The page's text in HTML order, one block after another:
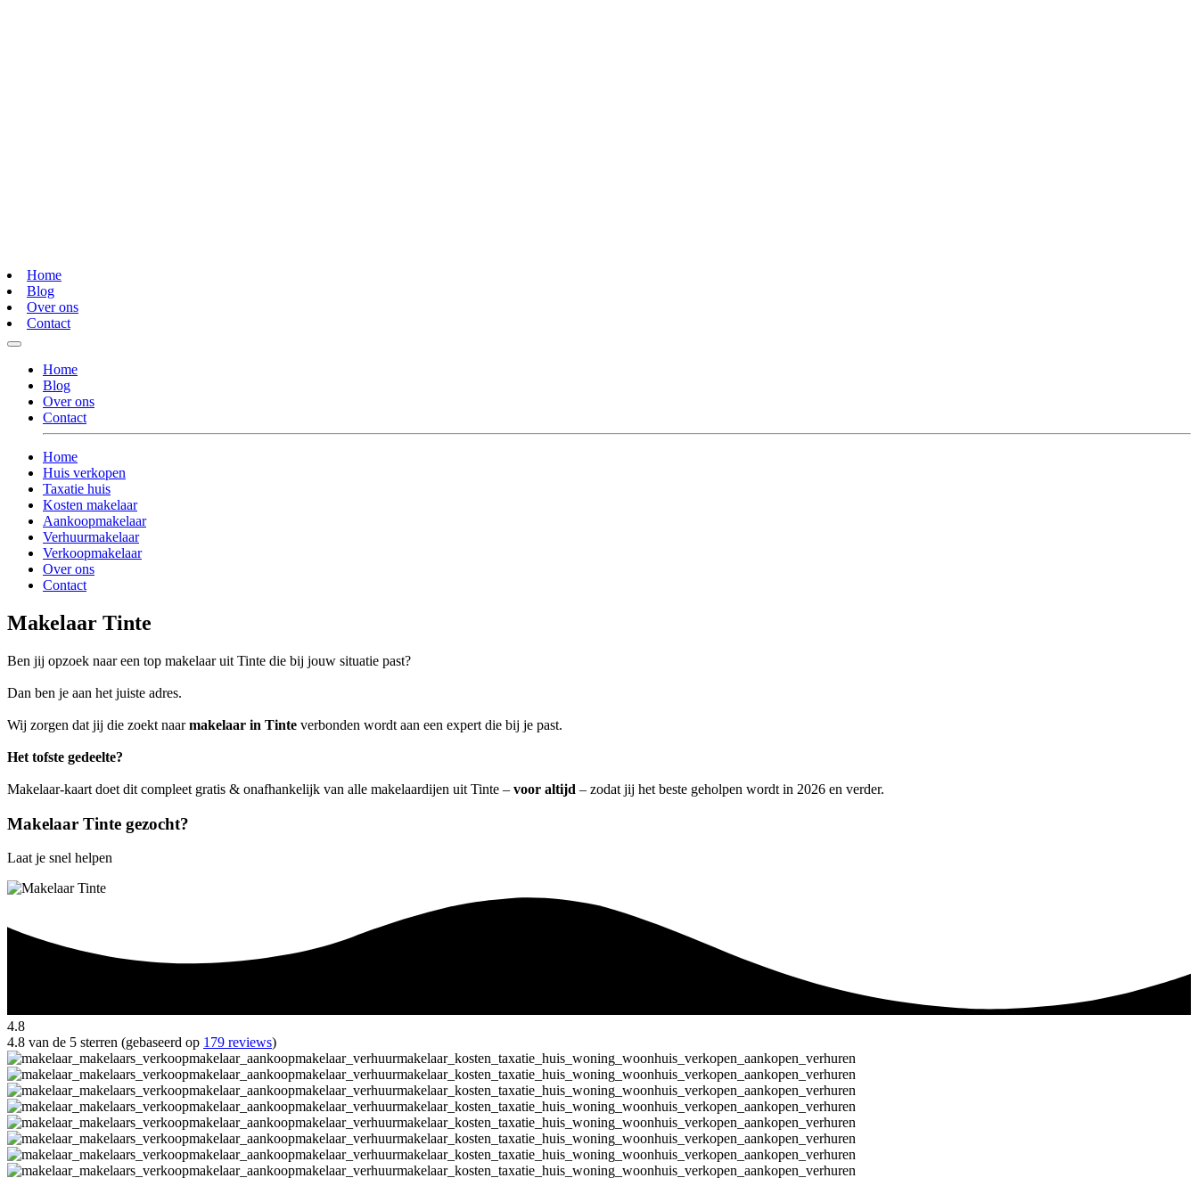
Home
Blog
Over ons
Contact
Home
Blog
Over ons
Contact
Home
Huis verkopen
Taxatie huis
Kosten makelaar
Aankoopmakelaar
Verhuurmakelaar
Verkoopmakelaar
Over ons
Contact
Makelaar Tinte
Ben jij opzoek naar een top makelaar uit Tinte die bij jouw situatie past?
Dan ben je aan het juiste adres.
Wij zorgen dat jij die zoekt naarmakelaar in Tinte verbonden wordt aan een expert die bij je past.
Het tofste gedeelte?
Makelaar-kaart doet dit compleet gratis & onafhankelijk van alle makelaardijen uit Tinte – voor altijd – zodat jij het beste geholpen wordt in 2026 en verder.
Makelaar Tinte gezocht?
Laat je snel helpen
4.8
4.8 van de 5 sterren (gebaseerd op 179 reviews)